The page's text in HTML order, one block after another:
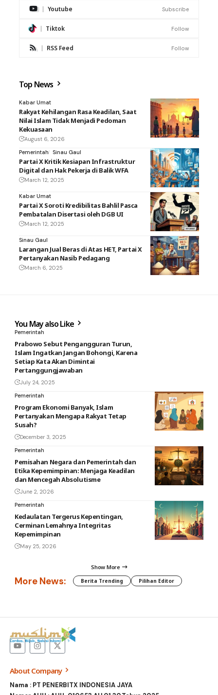
Youtube Subscribe
Tiktok Follow
RSS Feed Follow
Top News
Kabar Umat
Rakyat Kehilangan Rasa Keadilan, Saat
Nilai Islam Tidak Menjadi Pedoman
Kekuasaan
August 6, 2026
Pemerintah
Sinau Gaul
Partai X Kritik Kesiapan Infrastruktur
Digital dan Hak Pekerja di Balik WFA
March 12, 2025
Kabar Umat
Partai X Soroti Kredibilitas Bahlil Pasca
Pembatalan Disertasi oleh DGB UI
March 12, 2025
Sinau Gaul
Larangan Jual Beras di Atas HET, Partai X
Pertanyakan Nasib Pedagang
March 6, 2025
You May also Like
Pemerintah
Prabowo Sebut Pengangguran Turun,
Islam Ingatkan Jangan Bohongi, Karena
Setiap Kata Akan Dimintai
Pertanggungjawaban
July 24, 2025
Pemerintah
Program Ekonomi Banyak, Islam
Pertanyakan Mengapa Rakyat Tetap
Susah?
December 3, 2025
Pemerintah
Pemisahan Negara dan Pemerintah dan
Etika Kepemimpinan: Menjaga Keadilan
dan Mencegah Absolutisme
June 2, 2026
Pemerintah
Kedaulatan Tergerus Kepentingan,
Cerminan Lemahnya Integritas
Kepemimpinan
May 25, 2026
Show More
More News: Berita Trending Pilihan Editor
About Company
Nama : PT PENERBITX INDONESIA JAYA